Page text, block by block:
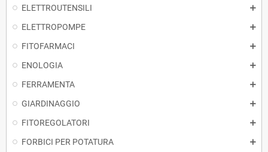
ELETTROUTENSILI
ELETTROPOMPE
FITOFARMACI
ENOLOGIA
FERRAMENTA
GIARDINAGGIO
FITOREGOLATORI
FORBICI PER POTATURA